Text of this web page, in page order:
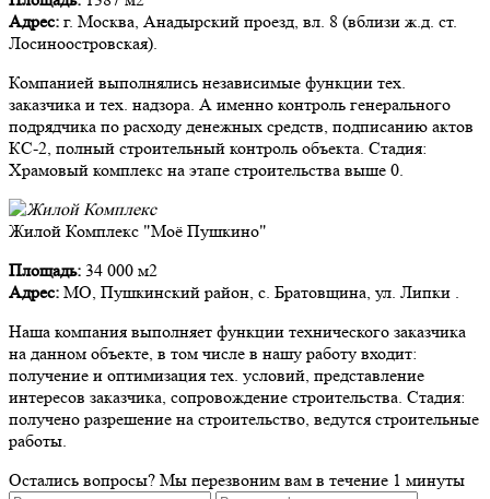
Адрес: г. Москва, Анадырский проезд, вл. 8 (вблизи ж.д. ст.
Лосиноостровская).
Компанией выполнялись независимые функции тех.
заказчика и тех. надзора. А именно контроль генерального
подрядчика по расходу денежных средств, подписанию актов
КС-2, полный строительный контроль объекта. Стадия:
Храмовый комплекс на этапе строительства выше 0.
Жилой Комплекс "Моё Пушкино"
Площадь: 34 000 м2
Адрес: МО, Пушкинский район, с. Братовщина, ул. Липки .
Наша компания выполняет функции технического заказчика
на данном объекте, в том числе в нашу работу входит:
получение и оптимизация тех. условий, представление
интересов заказчика, сопровождение строительства. Стадия:
получено разрешение на строительство, ведутся строительные
работы.
Остались вопросы? Мы перезвоним вам в течение 1 минуты